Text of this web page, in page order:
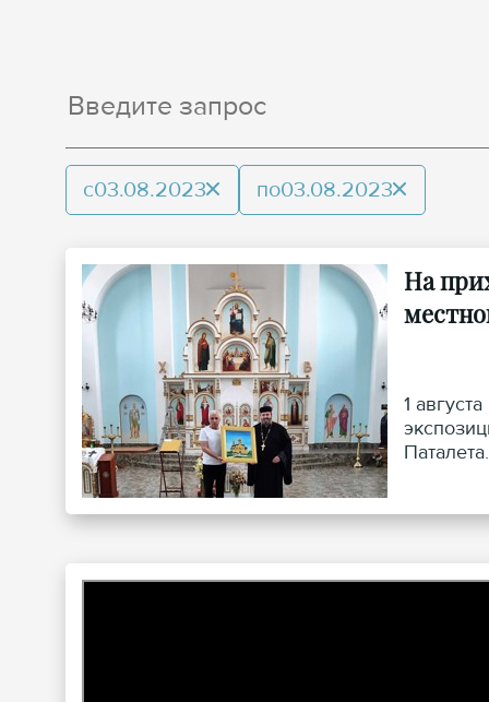
с03.08.2023 по03.08.2023
На
1
Паталета.